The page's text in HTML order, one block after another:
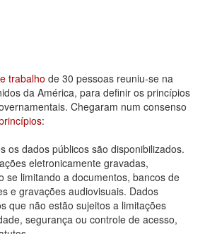
trabalho de 30 pessoas reuniu-se na
da América, para definir os princípios
Chegaram num consenso
:
os dados públicos são disponibilizados.
eletronicamente gravadas,
se limitando a documentos, bancos de
e gravações audiovisuais. Dados
que não estão sujeitos a limitações
segurança ou controle de acesso,